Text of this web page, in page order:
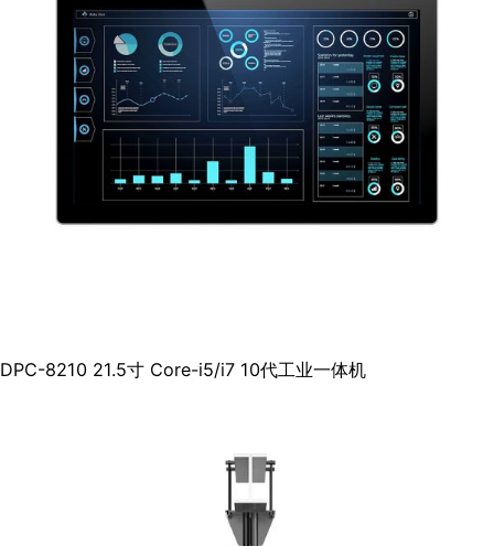
DPC-8210 21.5寸 Core-i5/i7 10代工业一体机